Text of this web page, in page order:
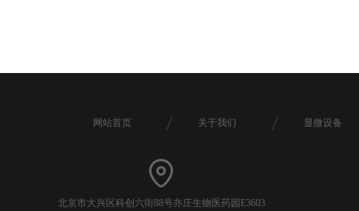
北京市大兴区科创六街88号亦庄生物医药园E3603
网站首页 关于我们 显微设备